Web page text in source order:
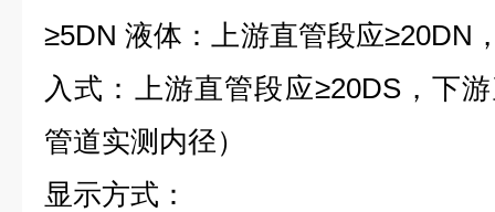
≥5DN 液体：上游直管段应≥20DN
入式：上游直管段应≥20DS，下
管道实测内径）
显示方式：